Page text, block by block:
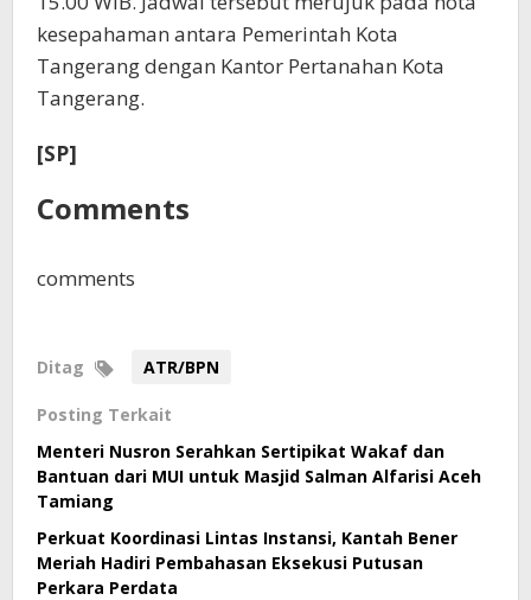
kesepahaman antara Pemerintah Kota
Tangerang dengan Kantor Pertanahan Kota
Tangerang.
[SP]
Comments
comments
Ditag ATR/BPN
Posting Terkait
Menteri Nusron Serahkan Sertipikat Wakaf dan
Bantuan dari MUI untuk Masjid Salman Alfarisi Aceh
Tamiang
Perkuat Koordinasi Lintas Instansi, Kantah Bener
Meriah Hadiri Pembahasan Eksekusi Putusan
Perkara Perdata